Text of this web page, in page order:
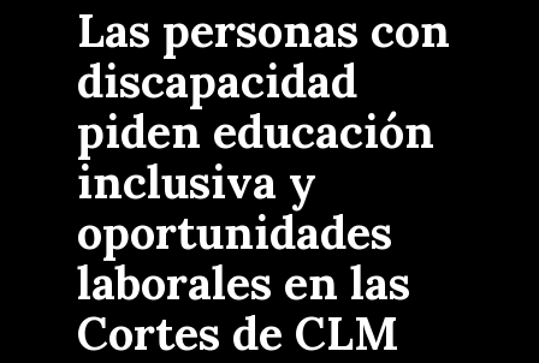
Las personas con
discapacidad
piden educación
inclusiva y
oportunidades
laborales en las
Cortes de CLM